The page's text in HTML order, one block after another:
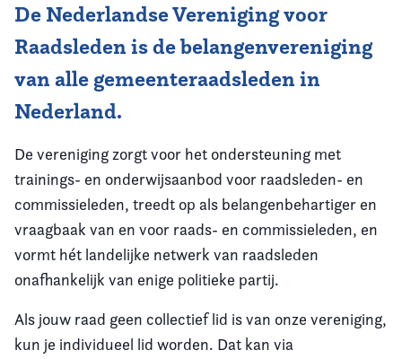
Nieuws
Opleiding
Vereniging
Contact
De Nederlandse Vereniging voor
Raadsleden is de belangenvereniging
van alle gemeenteraadsleden in
Nederland.
De vereniging zorgt voor het ondersteuning met
trainings- en onderwijsaanbod voor raadsleden- en
commissieleden, treedt op als belangenbehartiger en
vraagbaak van en voor raads- en commissieleden, en
vormt hét landelijke netwerk van raadsleden
onafhankelijk van enige politieke partij.
Als jouw raad geen collectief lid is van onze vereniging,
kun je individueel lid worden. Dat kan via